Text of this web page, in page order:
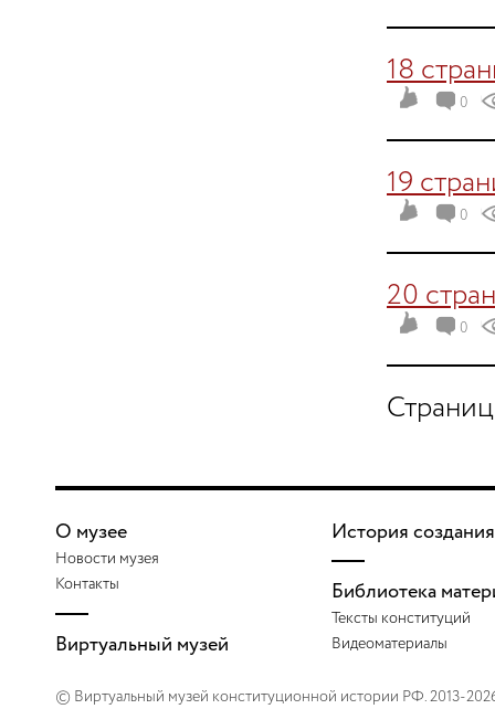
18
0
19
0
20
0
О музее
Новости музея
Контакты
Виртуальный музей
История создания
Библиотека
Тексты конституций
Видеоматериалы
© Виртуальный музей конституционной истории РФ. 2013-